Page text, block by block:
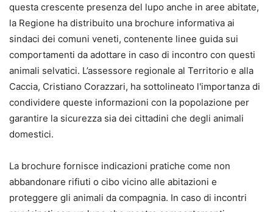
questa crescente presenza del lupo anche in aree abitate,
la Regione ha distribuito una brochure informativa ai
sindaci dei comuni veneti, contenente linee guida sui
comportamenti da adottare in caso di incontro con questi
animali selvatici. L’assessore regionale al Territorio e alla
Caccia, Cristiano Corazzari, ha sottolineato l'importanza di
condividere queste informazioni con la popolazione per
garantire la sicurezza sia dei cittadini che degli animali
domestici.
La brochure fornisce indicazioni pratiche come non
abbandonare rifiuti o cibo vicino alle abitazioni e
proteggere gli animali da compagnia. In caso di incontri